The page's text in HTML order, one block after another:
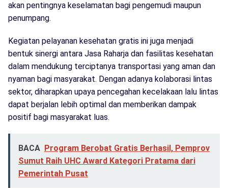
akan pentingnya keselamatan bagi pengemudi maupun
penumpang.
Kegiatan pelayanan kesehatan gratis ini juga menjadi
bentuk sinergi antara Jasa Raharja dan fasilitas kesehatan
dalam mendukung terciptanya transportasi yang aman dan
nyaman bagi masyarakat. Dengan adanya kolaborasi lintas
sektor, diharapkan upaya pencegahan kecelakaan lalu lintas
dapat berjalan lebih optimal dan memberikan dampak
positif bagi masyarakat luas.
BACA Program Berobat Gratis Berhasil, Pemprov
Sumut Raih UHC Award Kategori Pratama dari
Pemerintah Pusat